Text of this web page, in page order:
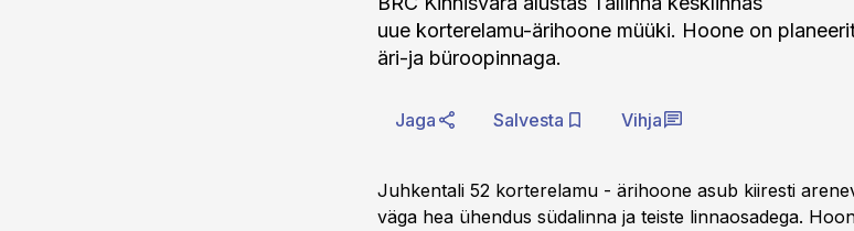
uue korterelamu-ärihoone müüki. Hoone on
äri-ja büroopinnaga.
Jaga Salvesta Vihja
Juhkentali 52 korterelamu - ärihoone asub kiiresti
väga hea ühendus südalinna ja teiste linnaosadega.